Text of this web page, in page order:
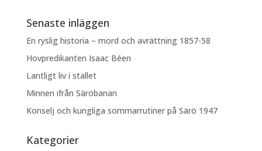
Senaste inläggen
En ryslig historia – mord och avrättning 1857-58
Hovpredikanten Isaac Béen
Lantligt liv i stallet
Minnen ifrån Säröbanan
Konselj och kungliga sommarrutiner på Särö 1947
Kategorier